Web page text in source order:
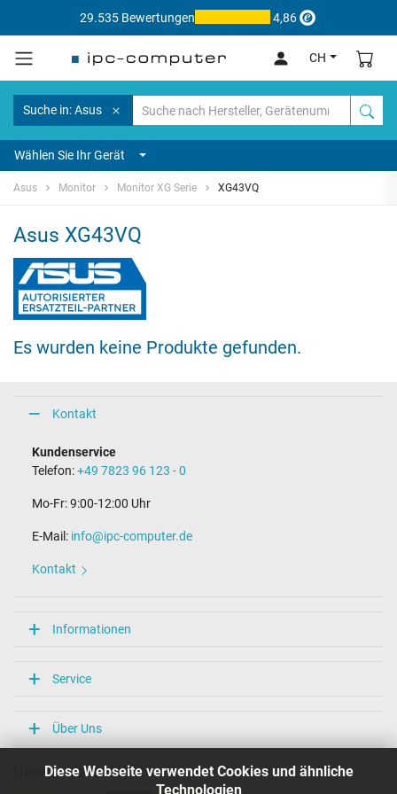
Diese Webseite verwendet Cookies und ähnliche
Technologien
29.535 Bewertungen 4,86
CH
Suche in: Asus
Wählen Sie Ihr Gerät
Asus Monitor Monitor XG Serie XG43VQ
Asus XG43VQ
Es wurden keine Produkte gefunden.
Kontakt
Kundenservice
Telefon:+49 7823 96 123 - 0
Mo-Fr: 9:00-12:00 Uhr
E-Mail: info@ipc-computer.de
Kontakt
Informationen
Service
Über Uns
Unsere Versandarten